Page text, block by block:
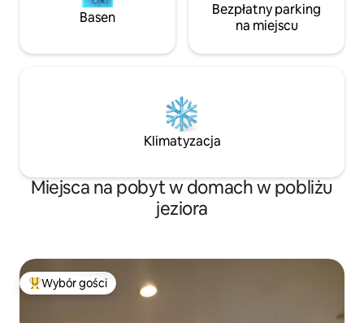
Basen
Bezpłatny parking
na miejscu
Klimatyzacja
Miejsca na pobyt w domach w pobliżu
jeziora
Najpopularniejsze z kategorii Wybór gości
Wybór gości